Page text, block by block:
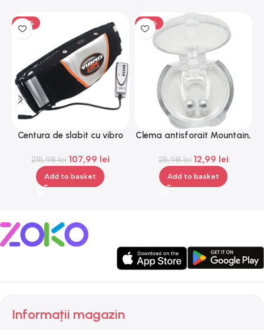
-50%
Centura de slabit cu vibro
telecomanda, negru
215,98lei 107,99 lei
Add to basket
-50%
Clema antisforait Mountain,
25,98lei 12,99 lei
Add to basket
Informații magazin